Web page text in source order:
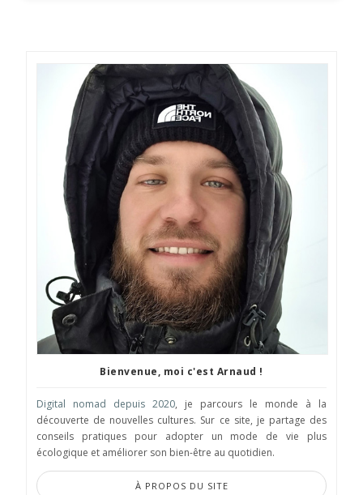
Bienvenue, moi c'est Arnaud !
Digital nomad depuis 2020, je parcours le monde à la
découverte de nouvelles cultures. Sur ce site, je partage des
conseils pratiques pour adopter un mode de vie plus
écologique et améliorer son bien-être au quotidien.
À PROPOS DU SITE